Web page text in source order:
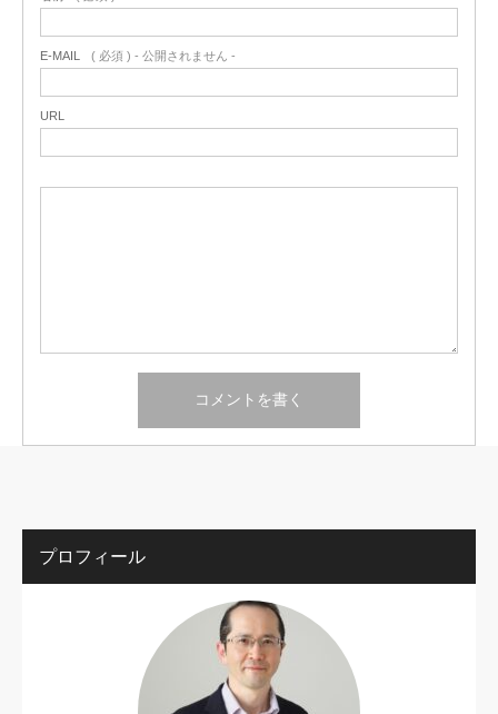
E-MAIL ( 必須 ) - 公開されません -
URL
プロフィール